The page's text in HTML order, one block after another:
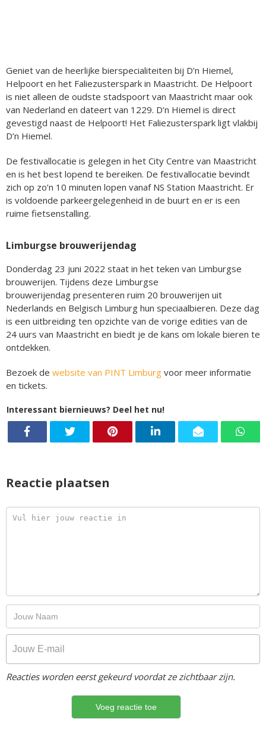
Geniet van de heerlijke bierspecialiteiten bij D’n Hiemel,
Helpoort en het Faliezusterspark in Maastricht. De Helpoort
is niet alleen de oudste stadspoort van Maastricht maar ook
van Nederland en dateert van 1229. D’n Hiemel is direct
gevestigd naast de Helpoort! Het Faliezusterspark ligt vlakbij
D’n Hiemel.
De festivallocatie is gelegen in het City Centre van Maastricht
en is het best lopend te bereiken. De festivallocatie bevindt
zich op zo’n 10 minuten lopen vanaf NS Station Maastricht. Er
is voldoende parkeergelegenheid in de buurt en er is een
ruime fietsenstalling.
Limburgse brouwerijendag
Donderdag 23 juni 2022 staat in het teken van Limburgse
brouwerijen. Tijdens deze Limburgse
brouwerijendag presenteren ruim 20 brouwerijen uit
Nederlands en Belgisch Limburg hun speciaalbieren. Deze dag
is een uitbreiding ten opzichte van de vorige edities van de
24 uurs van Maastricht en biedt je de kans om lokale bieren te
ontdekken.
Bezoek de website van PINT Limburg voor meer informatie
en tickets.
Interessant biernieuws? Deel het nu!
Reactie plaatsen
Reacties worden eerst gekeurd voordat ze zichtbaar zijn.